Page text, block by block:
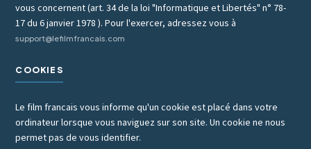
vous concernent (art. 34 de la loi "Informatique et Libertés" n° 78-
17 du 6 janvier 1978 ). Pour l'exercer, adressez vous à
support@lefilmfrancais.com
COOKIES
Le film francais vous informe qu'un cookie est placé dans votre
ordinateur lorsque vous naviguez sur son site. Un cookie ne nous
permet pas de vous identifier.